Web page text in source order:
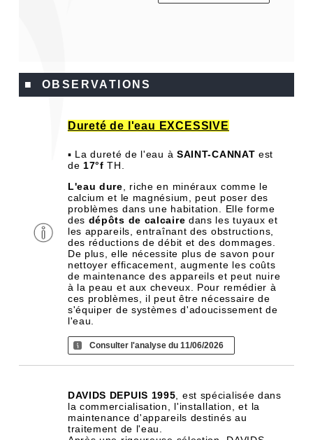
■ OBSERVATIONS
Dureté de l'eau EXCESSIVE
▪ La dureté de l'eau à SAINT-CANNAT est
de 17°f TH.
L'eau dure , riche en minéraux comme le
calcium et le magnésium, peut poser des
problèmes dans une habitation. Elle forme
des dépôts de calcaire dans les tuyaux et
les appareils, entraînant des obstructions,
des réductions de débit et des dommages.
De plus, elle nécessite plus de savon pour
nettoyer efficacement, augmente les coûts
de maintenance des appareils et peut nuire
à la peau et aux cheveux. Pour remédier à
ces problèmes, il peut être nécessaire de
s'équiper de systèmes d'adoucissement de
l'eau.
Consulter l'analyse du 11/06/2026
DAVIDS DEPUIS 1995 , est spécialisée dans
la commercialisation, l'installation, et la
maintenance d'appareils destinés au
traitement de l'eau.